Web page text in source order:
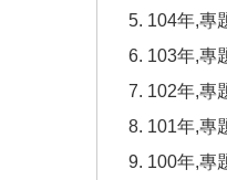
104年,專
103年,專
102年,專
101年,專
100年,專